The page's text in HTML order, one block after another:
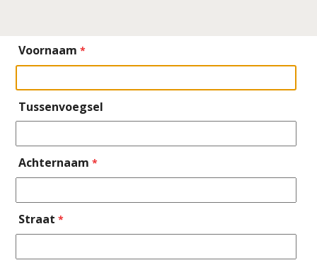
Voornaam *
Tussenvoegsel
Achternaam *
Straat *